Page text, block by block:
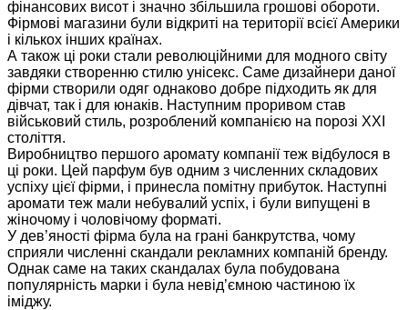
фінансових висот і значно збільшила грошові обороти.
Фірмові магазини були відкриті на території всієї Америки
і кількох інших країнах.
А також ці роки стали революційними для модного світу
завдяки створенню стилю унісекс. Саме дизайнери даної
фірми створили одяг однаково добре підходить як для
дівчат, так і для юнаків. Наступним проривом став
військовий стиль, розроблений компанією на порозі ХХІ
століття.
Виробництво першого аромату компанії теж відбулося в
ці роки. Цей парфум був одним з численних складових
успіху цієї фірми, і принесла помітну прибуток. Наступні
аромати теж мали небувалий успіх, і були випущені в
жіночому і чоловічому форматі.
У дев’яності фірма була на грані банкрутства, чому
сприяли численні скандали рекламних компаній бренду.
Однак саме на таких скандалах була побудована
популярність марки і була невід’ємною частиною їх
іміджу.